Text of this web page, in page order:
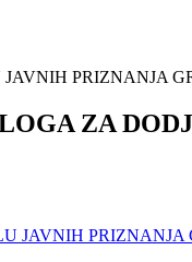
PRIZNANJA
ZA
JAVNIH